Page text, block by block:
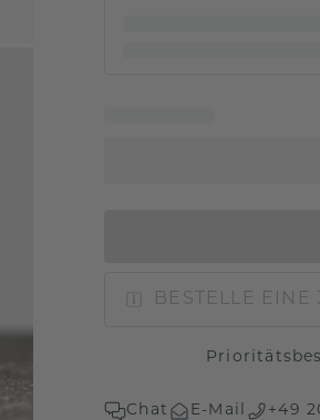
BESTELLE EINE
Chat E-Mail +49